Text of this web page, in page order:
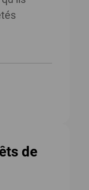
de